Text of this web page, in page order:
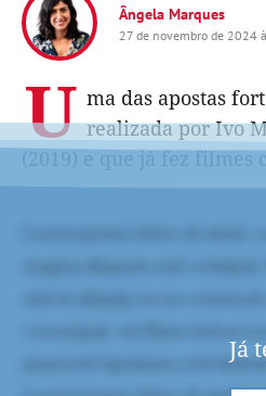
Ângela Marques
27 de novembro de 2024
U ma das apostas
realizada por Ivo
(2019) e que já fez filmes
Já